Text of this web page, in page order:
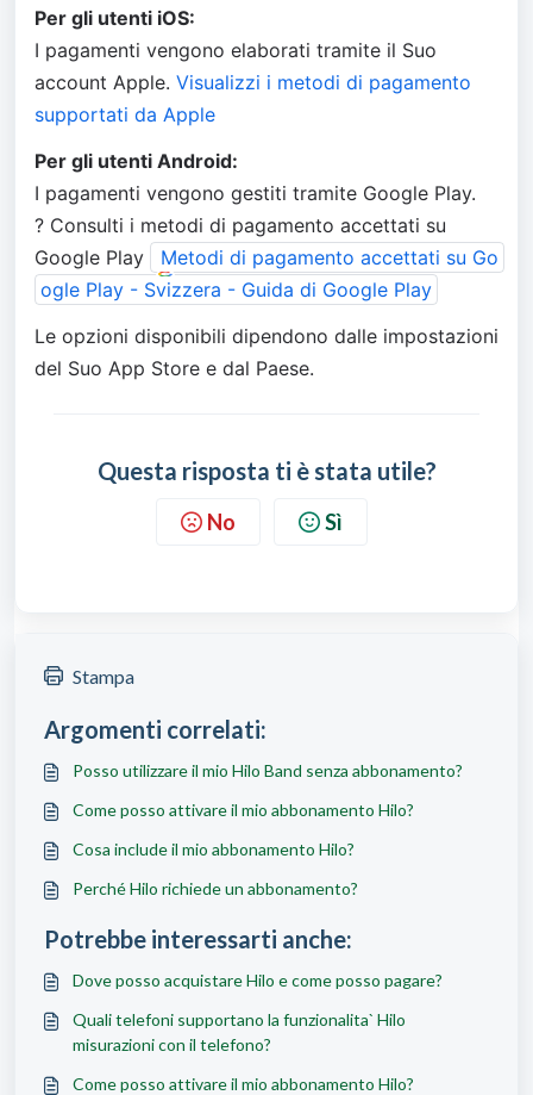
Per gli utenti iOS:
I pagamenti vengono elaborati tramite il Suo
account Apple. Visualizzi i metodi di pagamento
supportati da Apple
Per gli utenti Android:
I pagamenti vengono gestiti tramite Google Play.
? Consulti i metodi di pagamento accettati su
Google Play
Metodi di pagamento accettati su Go
ogle Play - Svizzera - Guida di Google Play
Le opzioni disponibili dipendono dalle impostazioni
del Suo App Store e dal Paese.
Questa risposta ti è stata utile?
No Sì
Stampa
Argomenti correlati:
Posso utilizzare il mio Hilo Band senza abbonamento?
Come posso attivare il mio abbonamento Hilo?
Cosa include il mio abbonamento Hilo?
Perché Hilo richiede un abbonamento?
Potrebbe interessarti anche:
Dove posso acquistare Hilo e come posso pagare?
Quali telefoni supportano la funzionalita` Hilo
misurazioni con il telefono?
Come posso attivare il mio abbonamento Hilo?